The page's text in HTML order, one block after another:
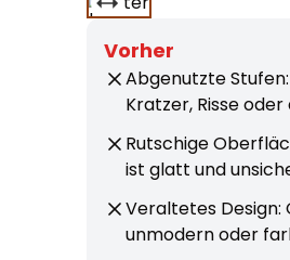
Vorher
Abgenutzte
Kratzer, Risse
Rutschige
ist glatt und
Veraltetes
unmodern oder